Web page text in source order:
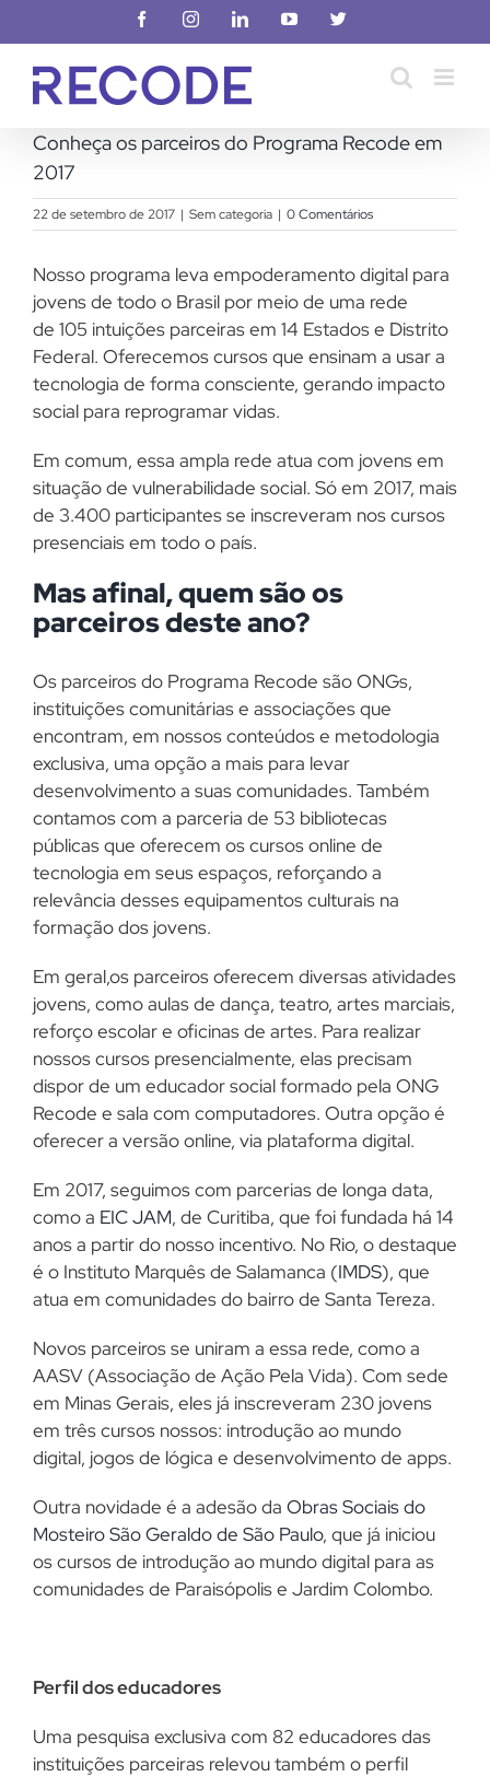
para
conteúdo
FacebookInstagramLinkedInYouTubeX
Conheça os parceiros do Programa Recode em
2017
22 de setembro de 2017 | Sem categoria | 0 Comentários
Nosso programa leva empoderamento digital para
jovens de todo o Brasil por meio de uma rede
de 105 intuições parceiras em 14 Estados e Distrito
Federal. Oferecemos cursos que ensinam a usar a
tecnologia de forma consciente, gerando impacto
social para reprogramar vidas.
Em comum, essa ampla rede atua com jovens em
situação de vulnerabilidade social. Só em 2017, mais
de 3.400 participantes se inscreveram nos cursos
presenciais em todo o país.
Mas afinal, quem são os
parceiros deste ano?
Os parceiros do Programa Recode são ONGs,
instituições comunitárias e associações que
encontram, em nossos conteúdos e metodologia
exclusiva, uma opção a mais para levar
desenvolvimento a suas comunidades. Também
contamos com a parceria de 53 bibliotecas
públicas que oferecem os cursos online de
tecnologia em seus espaços, reforçando a
relevância desses equipamentos culturais na
formação dos jovens.
Em geral,os parceiros oferecem diversas atividades
jovens, como aulas de dança, teatro, artes marciais,
reforço escolar e oficinas de artes. Para realizar
nossos cursos presencialmente, elas precisam
dispor de um educador social formado pela ONG
Recode e sala com computadores. Outra opção é
oferecer a versão online, via plataforma digital.
Em 2017, seguimos com parcerias de longa data,
como a EIC JAM, de Curitiba, que foi fundada há 14
anos a partir do nosso incentivo. No Rio, o destaque
é o Instituto Marquês de Salamanca (IMDS), que
atua em comunidades do bairro de Santa Tereza.
Novos parceiros se uniram a essa rede, como a
AASV (Associação de Ação Pela Vida). Com sede
em Minas Gerais, eles já inscreveram 230 jovens
em três cursos nossos: introdução ao mundo
digital, jogos de lógica e desenvolvimento de apps.
Outra novidade é a adesão da Obras Sociais do
Mosteiro São Geraldo de São Paulo, que já iniciou
os cursos de introdução ao mundo digital para as
comunidades de Paraisópolis e Jardim Colombo.
Perfil dos educadores
Uma pesquisa exclusiva com 82 educadores das
instituições parceiras relevou também o perfil